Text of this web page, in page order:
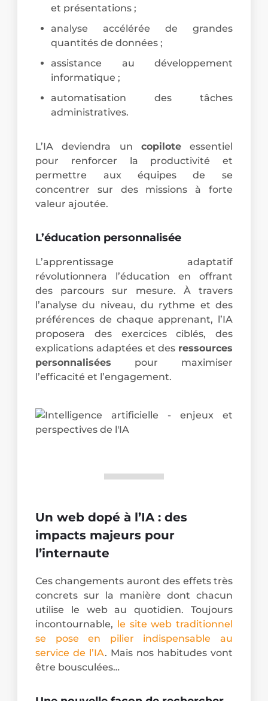
et présentations ;
analyse accélérée de grandes
quantités de données ;
assistance au développement
informatique ;
automatisation des tâches
administratives.
L’IA deviendra un copiloteessentiel
pour renforcer la productivité et
permettre aux équipes de se
concentrer sur des missions à forte
valeur ajoutée.
L’éducation personnalisée
L’apprentissage adaptatif
révolutionnera l’éducation en offrant
des parcours sur mesure. À travers
l’analyse du niveau, du rythme et des
préférences de chaque apprenant, l’IA
proposera des exercices ciblés, des
explications adaptées et des ressources
personnalisées pour maximiser
l’efficacité et l’engagement.
Un web dopé à l’IA : des
impacts majeurs pour
l’internaute
Ces changements auront des effets très
concrets sur la manière dont chacun
utilise le web au quotidien. Toujours
incontournable, le site web traditionnel
se pose en pilier indispensable au
service de l’IA. Mais nos habitudes vont
être bousculées…